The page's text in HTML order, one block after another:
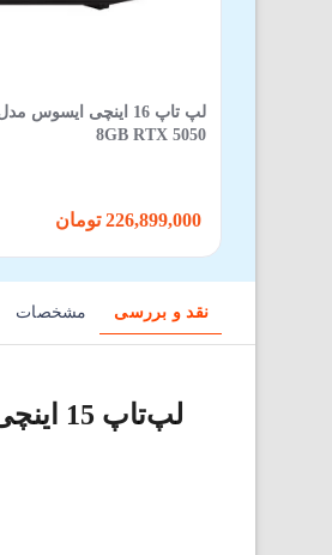
8GB RTX 5050
نقد و بررسی مشخصات
لپ‌تاپ 15 اینچی ASUS VIVOBOOK R545FB-BQ031